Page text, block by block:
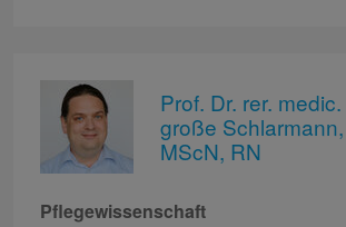
Prof. Dr. rer.
große
MScN, RN
Pflegewissenschaft